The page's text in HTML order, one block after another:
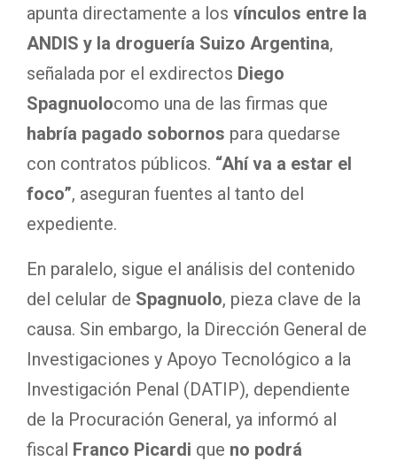
apunta directamente a los vínculos entre la
ANDIS y la droguería Suizo Argentina,
señalada por el exdirectos Diego
Spagnuolocomo una de las firmas que
habría pagado sobornos para quedarse
con contratos públicos. “Ahí va a estar el
foco”, aseguran fuentes al tanto del
expediente.
En paralelo, sigue el análisis del contenido
del celular de Spagnuolo, pieza clave de la
causa. Sin embargo, la Dirección General de
Investigaciones y Apoyo Tecnológico a la
Investigación Penal (DATIP), dependiente
de la Procuración General, ya informó al
fiscal Franco Picardi que no podrá